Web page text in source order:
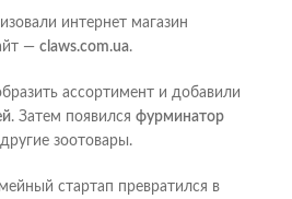
интернет магазин
— claws.com.ua.
ассортимент и добавили
. Затем появился фурминатор
зоотовары.
стартап превратился в